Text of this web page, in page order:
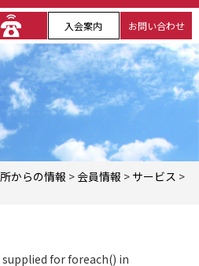
入会案内 お問い合わせ
からの情報 > 会員情報 > サービス >
for foreach() in